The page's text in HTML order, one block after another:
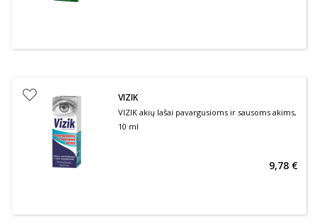
VIZIK
VIZIK akių lašai pavargusioms ir sausoms akims,
10 ml
9,78 €